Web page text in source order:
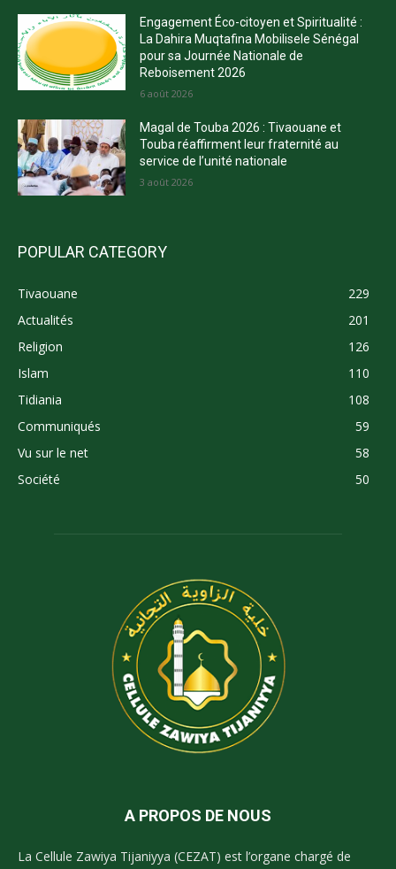
Engagement Éco-citoyen et Spiritualité :
La Dahira Muqtafina Mobilisele Sénégal
pour sa Journée Nationale de
Reboisement 2026
6 août 2026
Magal de Touba 2026 : Tivaouane et
Touba réaffirment leur fraternité au
service de l’unité nationale
3 août 2026
POPULAR CATEGORY
Tivaouane
229
Actualités
201
Religion
126
Islam
110
Tidiania
108
Communiqués
59
Vu sur le net
58
Société
50
A PROPOS DE NOUS
La Cellule Zawiya Tijaniyya (CEZAT) est l’organe chargé de